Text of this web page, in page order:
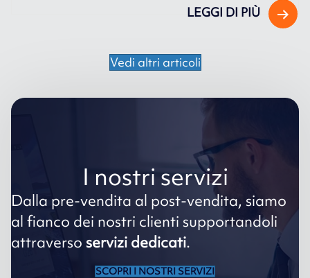
LEGGI DI PIÙ
Vedi altri articoli
I nostri servizi
Dalla pre-vendita al post-vendita, siamo
al fianco dei nostri clienti supportandoli
attraverso servizi dedicati.
SCOPRI I NOSTRI SERVIZI